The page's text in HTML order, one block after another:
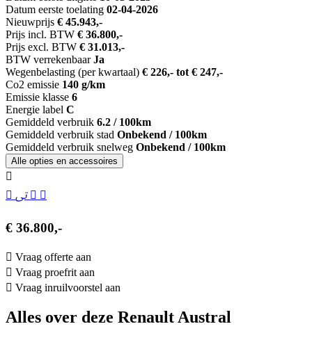
Datum eerste toelating 02-04-2026
Nieuwprijs € 45.943,-
Prijs incl. BTW € 36.800,-
Prijs excl. BTW € 31.013,-
BTW verrekenbaar Ja
Wegenbelasting (per kwartaal) € 226,- tot € 247,-
Co2 emissie 140 g/km
Emissie klasse 6
Energie label C
Gemiddeld verbruik 6.2 / 100km
Gemiddeld verbruik stad Onbekend / 100km
Gemiddeld verbruik snelweg Onbekend / 100km
Alle opties en accessoires
€ 36.800,-
Vraag offerte aan
Vraag proefrit aan
Vraag inruilvoorstel aan
Alles over deze Renault Austral